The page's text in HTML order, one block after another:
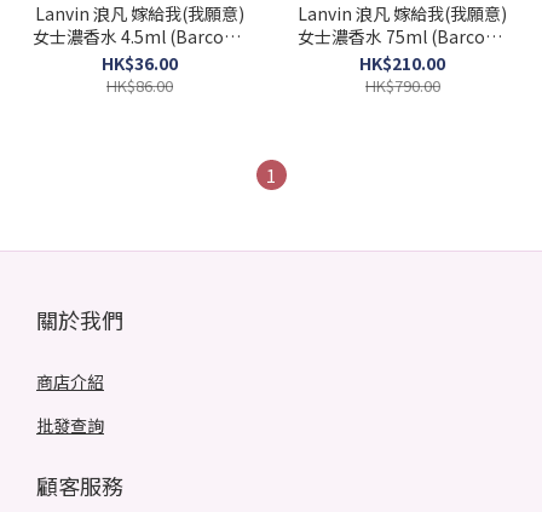
Lanvin 浪凡 嫁給我(我願意)
女士濃香水 4.5ml (Barcode:
3386460024723)
HK$36.00
HK$86.00
Lanvin 浪凡 嫁給我(我願意)
女士濃香水 75ml (Barcode:
3386460023337)
HK$210.00
HK$790.00
1
關於我們
商店介紹
批發查詢
顧客服務